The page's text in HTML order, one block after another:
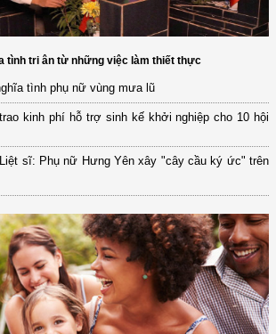
tình tri ân từ những việc làm thiết thực
tình phụ nữ vùng mưa lũ
kinh phí hỗ trợ sinh kế khởi nghiệp cho 10 hội
sĩ: Phụ nữ Hưng Yên xây "cây cầu ký ức" trên